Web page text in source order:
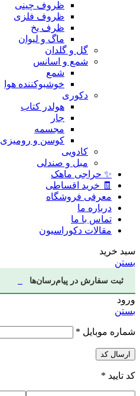
ظروف چینی
ظروف فلزی
ظرف یخ
ماگ و لیوان
گل و گلدان
شمع و اسانس
شمع
خوشبوکننده هوا
دکوری
هولدر کتاب
جار
مجسمه
کوسن و رومیزی
کادویی
مبل و صندلی
✨ حراجی ماهک
🧾 خرید اقساطی
معرفی فروشگاه
درباره ما
تماس با ما
مقالات دکوراسیون
سبد خرید
بستن
ثبت سفارش در پیام‌رسان‌ها
ورود
بستن
شماره موبایل *
ارسال کد
کد تایید *